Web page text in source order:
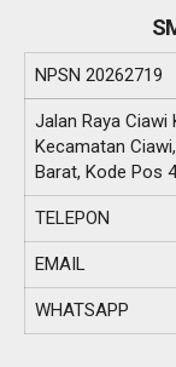
NPSN 20262719
Jalan Raya Ciawi
Kecamatan
Barat, Kode Pos
TELEPON
EMAIL
WHATSAPP